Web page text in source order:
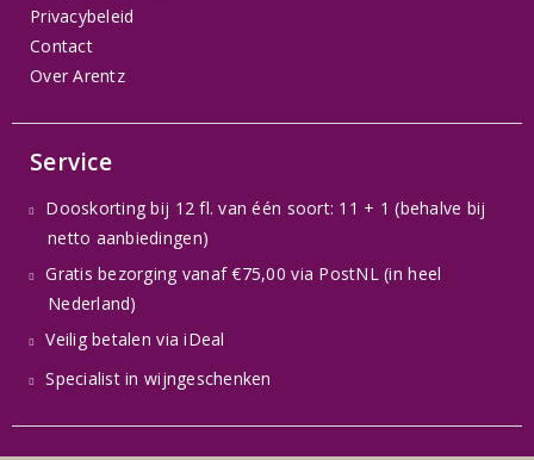
Privacybeleid
Contact
Over Arentz
Service
Dooskorting bij 12 fl. van één soort: 11 + 1 (behalve bij
netto aanbiedingen)
Gratis bezorging vanaf €75,00 via PostNL (in heel
Nederland)
Veilig betalen via iDeal
Specialist in wijngeschenken